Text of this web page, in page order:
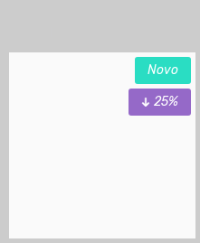
Novo
25%